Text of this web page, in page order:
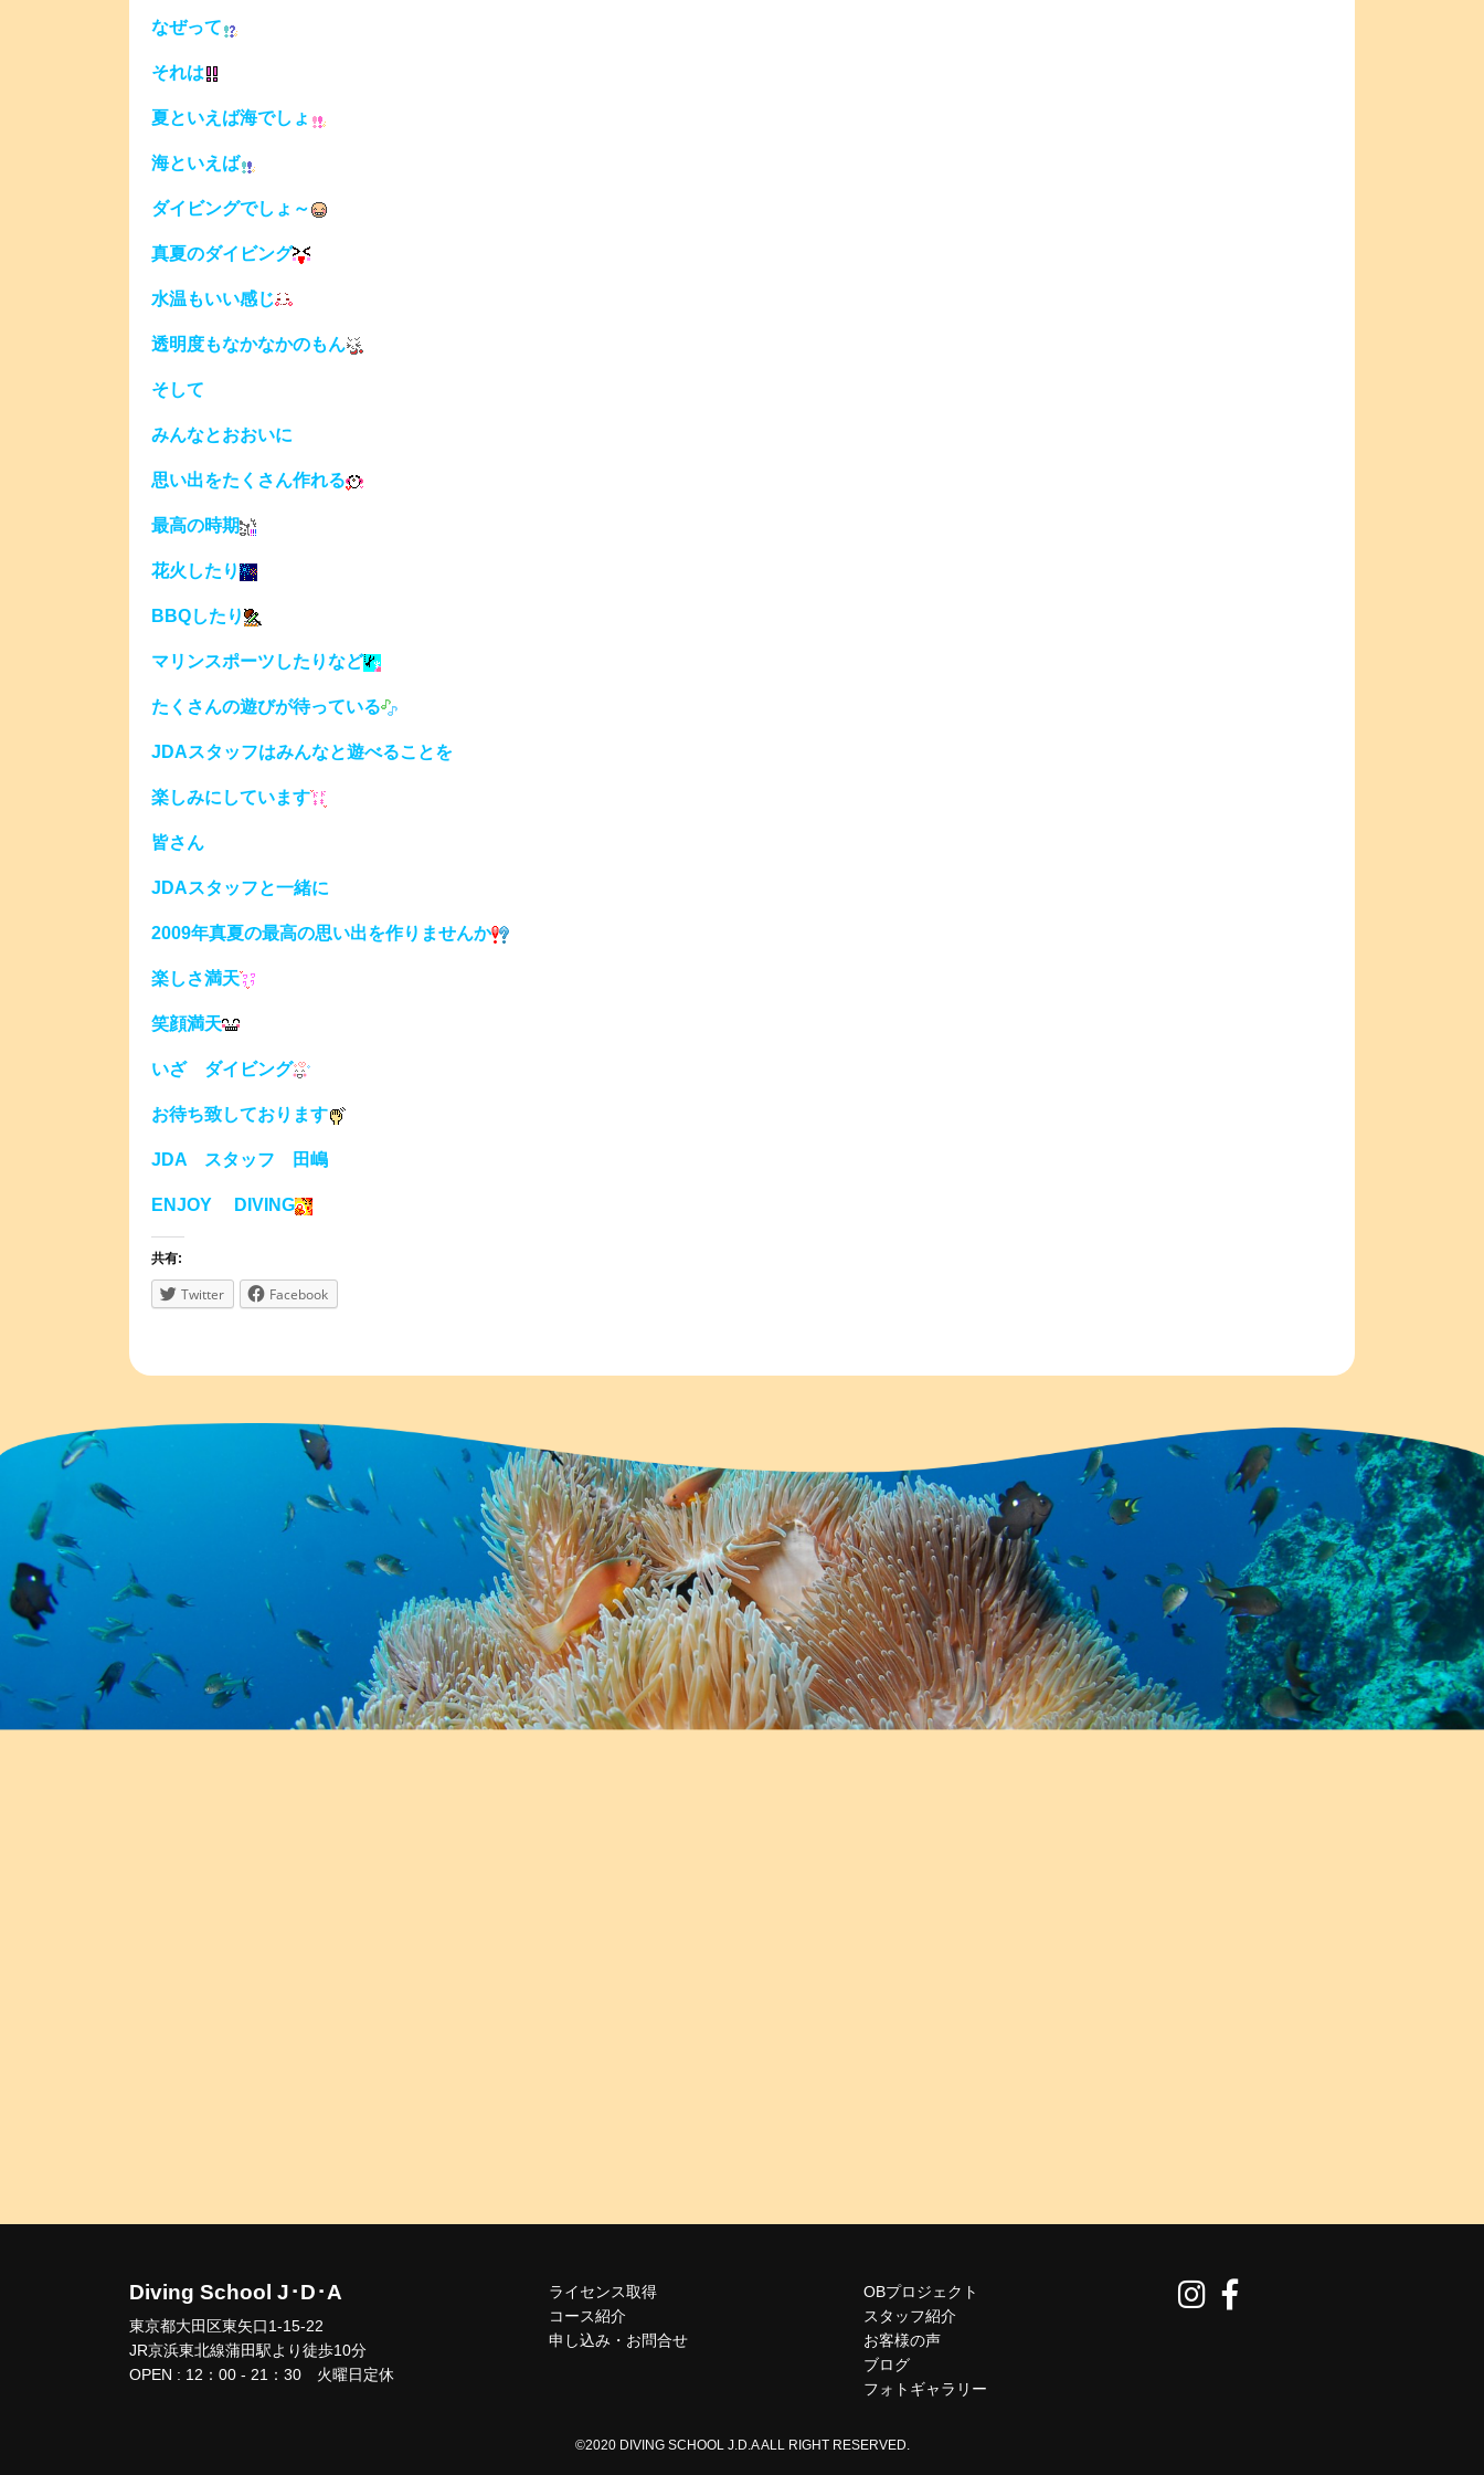
なぜって
それは
夏といえば海でしょ
海といえば
ダイビングでしょ～
真夏のダイビング
水温もいい感じ
透明度もなかなかのもん
そして
みんなとおおいに
思い出をたくさん作れる
最高の時期
花火したり
BBQしたり
マリンスポーツしたりなど
たくさんの遊びが待っている
JDAスタッフはみんなと遊べることを
楽しみにしています
皆さん
JDAスタッフと一緒に
2009年真夏の最高の思い出を作りませんか
楽しさ満天
笑顔満天
いざ ダイビング
お待ち致しております
JDA スタッフ 田嶋
ENJOY DIVING
共有:
Twitter Facebook
Diving School J･D･A
東京都大田区東矢口1-15-22
JR京浜東北線蒲田駅より徒歩10分
OPEN : 12：00 - 21：30 火曜日定休
ライセンス取得
コース紹介
申し込み・お問合せ
OBプロジェクト
スタッフ紹介
お客様の声
ブログ
フォトギャラリー
©2020 DIVING SCHOOL J.D.A ALL RIGHT RESERVED.